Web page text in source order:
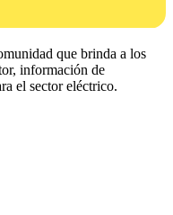
que brinda a los
información de
el sector eléctrico.